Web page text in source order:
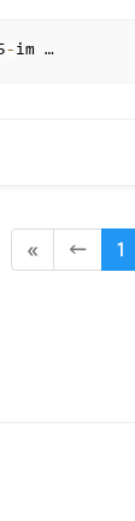
- im …
« ← 1